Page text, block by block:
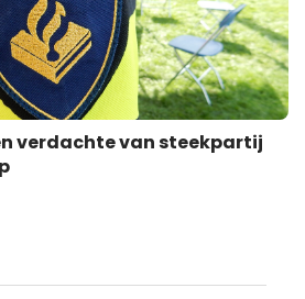
verdachte van steekpartij